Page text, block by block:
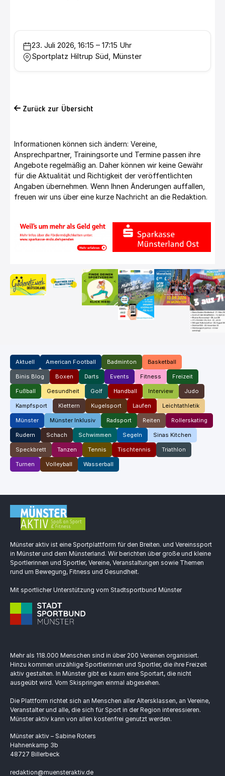
23. Juli 2026, 16:15 – 17:15 Uhr
Sportplatz Hiltrup Süd, Münster
Zurück zur Übersicht
Informationen können sich ändern: Vereine,
Ansprechpartner, Trainingsorte und Termine passen ihre
Angebote regelmäßig an. Daher können wir keine Gewähr
für die Aktualität und Richtigkeit der veröffentlichten
Angaben übernehmen. Wenn Ihnen Änderungen auffallen,
freuen wir uns über eine kurze Nachricht an die Redaktion.
Aktuell American Football Badminton Basketball
Binis Blog Boxen Darts Events Fitness Freizeit
Fußball Gesundheit Golf Handball Interview Judo
Kampfsport Klettern Kugelsport Laufen Leichtathletik
Münster Münster Inklusiv Radsport Reiten Rollerskating
Rudern Schach Schwimmen Segeln Sinas Kitchen
Speckbrett Tanzen Tennis Tischtennis Triathlon
Turnen Volleyball Wasserball
Münster aktiv ist eine Sportplattform für den Breiten. und Vereinssport
in Münster und dem Münsterland. Wir berichten über große und kleine
Sportlerinnen und Sportler, Vereine, Veranstaltungen sowie Themen
rund um Bewegung, Fitness und Gesundheit.
Mit sportlicher Unterstützung vom Stadtsportbund Münster
Mehr als 118.000 Menschen sind in über 200 Vereinen organisiert.
Hinzu kommen unzählige Sportlerinnen und Sportler, die ihre Freizeit
aktiv gestalten. In Münster gibt es kaum eine Sportart, die nicht
ausgeübt wird. Vom Skispringen einmal abgesehen.
Die Plattform richtet sich an Menschen aller Altersklassen, an Vereine,
Veranstalter und alle, die sich für Sport in der Region interessieren.
Münster aktiv kann von allen kostenfrei genutzt werden.
Münster aktiv – Sabine Roters
Hahnenkamp 3b
48727 Billerbeck
redaktion@muensteraktiv.de